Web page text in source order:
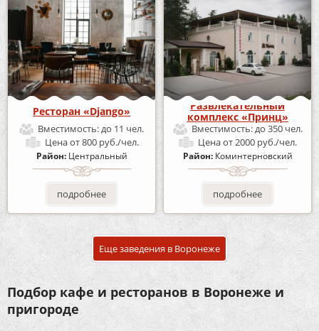
Ресторан «Django»
Вместимость:до 11 чел.
Ценаот 800 руб./чел.
Район: Центральный
подробнее
Развлекательный
комплекс «Принц»
Вместимость:до 350 чел.
Ценаот 2000 руб./чел.
Район: Коминтерновский
подробнее
Еще заведения в Воронеже
Подбор кафе и ресторанов в Воронеже и
пригороде